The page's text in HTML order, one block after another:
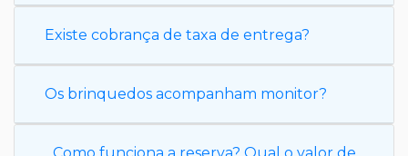
Existe cobrança de taxa de entrega?
Os brinquedos acompanham monitor?